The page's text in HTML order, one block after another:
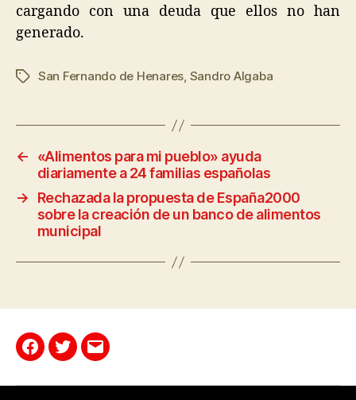
cargando con una deuda que ellos no han
generado.
San Fernando de Henares, Sandro Algaba
←
«Alimentos para mi pueblo» ayuda
diariamente a 24 familias españolas
→
Rechazada la propuesta de España2000
sobre la creación de un banco de alimentos
municipal